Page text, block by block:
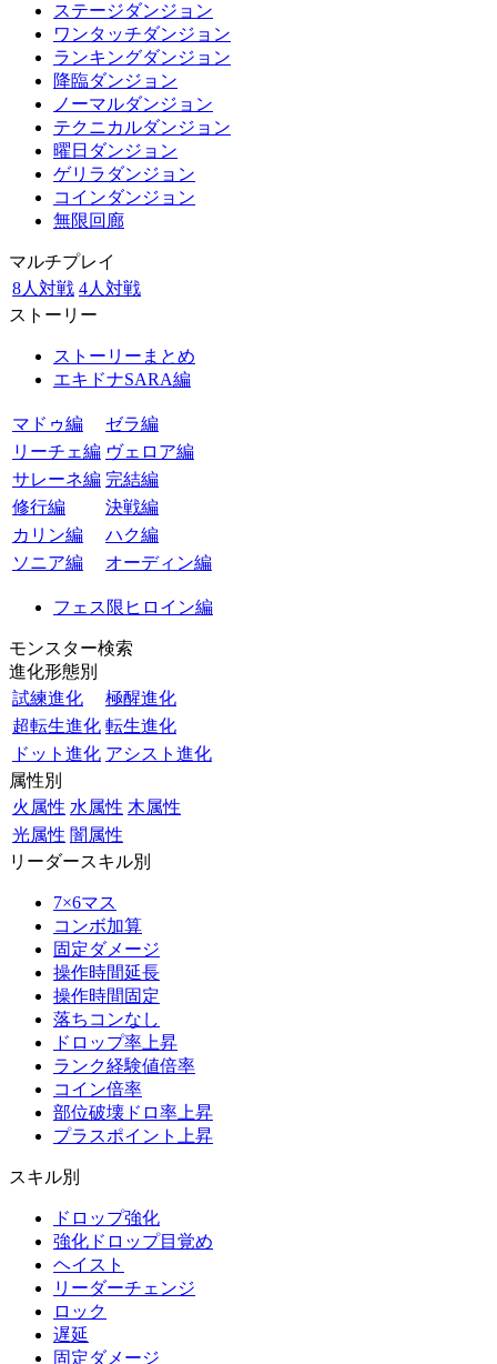
ステージダンジョン
ワンタッチダンジョン
ランキングダンジョン
降臨ダンジョン
ノーマルダンジョン
テクニカルダンジョン
曜日ダンジョン
ゲリラダンジョン
コインダンジョン
無限回廊
マルチプレイ
8人対戦 4人対戦
ストーリー
ストーリーまとめ
エキドナSARA編
マドゥ編
ゼラ編
リーチェ編 ヴェロア編
サレーネ編 完結編
修行編
決戦編
カリン編
ハク編
ソニア編
オーディン編
フェス限ヒロイン編
モンスター検索
進化形態別
試練進化
極醒進化
超転生進化 転生進化
ドット進化 アシスト進化
属性別
火属性 水属性 木属性
光属性 闇属性
リーダースキル別
7×6マス
コンボ加算
固定ダメージ
操作時間延長
操作時間固定
落ちコンなし
ドロップ率上昇
ランク経験値倍率
コイン倍率
部位破壊ドロ率上昇
プラスポイント上昇
スキル別
ドロップ強化
強化ドロップ目覚め
ヘイスト
リーダーチェンジ
ロック
遅延
固定ダメージ